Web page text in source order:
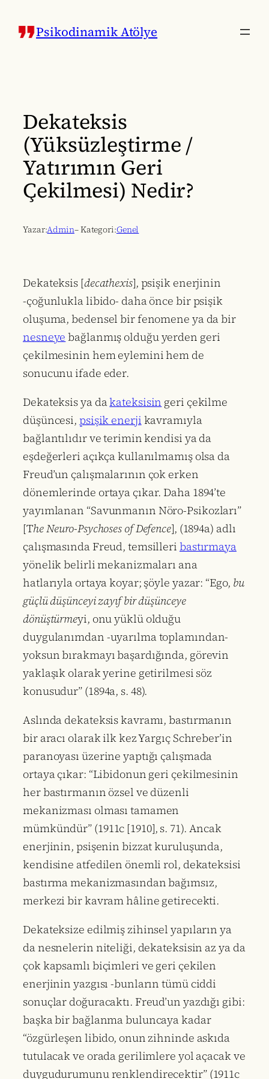
Psikodinamik Atölye
Dekateksis
(Yüksüzleştirme /
Yatırımın Geri
Çekilmesi) Nedir?
Yazar:Admin– Kategori:Genel
Dekateksis [decathexis], psişik enerjinin
-çoğunlukla libido- daha önce bir psişik
oluşuma, bedensel bir fenomene ya da bir
nesneye bağlanmış olduğu yerden geri
çekilmesinin hem eylemini hem de
sonucunu ifade eder.
Dekateksis ya dakateksisin geri çekilme
düşüncesi, psişik enerji kavramıyla
bağlantılıdır ve terimin kendisi ya da
eşdeğerleri açıkça kullanılmamış olsa da
Freud’un çalışmalarının çok erken
dönemlerinde ortaya çıkar. Daha 1894’te
yayımlanan “Savunmanın Nöro-Psikozları”
[The Neuro-Psychoses of Defence], (1894a) adlı
çalışmasında Freud, temsilleri bastırmaya
yönelik belirli mekanizmaları ana
hatlarıyla ortaya koyar; şöyle yazar: “Ego, bu
güçlü düşünceyi zayıf bir düşünceye
dönüştürmeyi, onu yüklü olduğu
duygulanımdan -uyarılma toplamından-
yoksun bırakmayı başardığında, görevin
yaklaşık olarak yerine getirilmesi söz
konusudur” (1894a, s. 48).
Aslında dekateksis kavramı, bastırmanın
bir aracı olarak ilk kez Yargıç Schreber’in
paranoyası üzerine yaptığı çalışmada
ortaya çıkar: “Libidonun geri çekilmesinin
her bastırmanın özsel ve düzenli
mekanizması olması tamamen
mümkündür” (1911c [1910], s. 71). Ancak
enerjinin, psişenin bizzat kuruluşunda,
kendisine atfedilen önemli rol, dekateksisi
bastırma mekanizmasından bağımsız,
merkezi bir kavram hâline getirecekti.
Dekateksize edilmiş zihinsel yapıların ya
da nesnelerin niteliği, dekateksisin az ya da
çok kapsamlı biçimleri ve geri çekilen
enerjinin yazgısı -bunların tümü ciddi
sonuçlar doğuracaktı. Freud’un yazdığı gibi:
başka bir bağlanma buluncaya kadar
“özgürleşen libido, onun zihninde askıda
tutulacak ve orada gerilimlere yol açacak ve
duygudurumunu renklendirecektir” (1911c